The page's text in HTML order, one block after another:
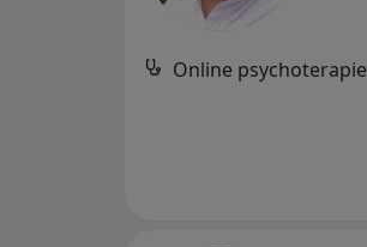
Online psychoterapie